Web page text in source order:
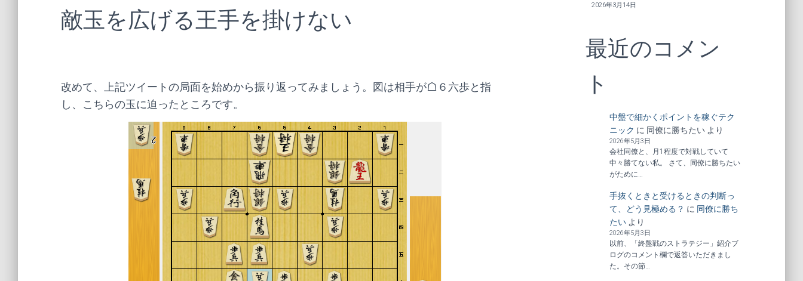
敵玉を広げる王手を掛けない
改めて、上記ツイートの局面を始めから振り返ってみましょう。図は相手が☖６六歩と指
し、こちらの玉に迫ったところです。
2026年3月14日
最近のコメン
ト
中盤で細かくポイントを稼ぐテク
ニック に 同僚に勝ちたいより
2026年5月3日
会社同僚と、月1程度で対戦していて
中々勝てない私。 さて、同僚に勝ちたい
がために…
手抜くときと受けるときの判断っ
て、どう見極める？ に 同僚に勝ち
たいより
2026年5月3日
以前、「終盤戦のストラテジー」紹介ブ
ログのコメント欄で返答いただきまし
た。その節…